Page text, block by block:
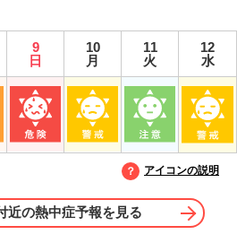
9
日
10
月
11
火
12
水
アイコンの説明
近の熱中症予報を見る